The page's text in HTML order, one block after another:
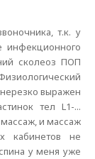
т.к. у
инфекционного
сколеоз ПОП
выражен
тел L1-...
и массаж
кабинетов не
у меня уже